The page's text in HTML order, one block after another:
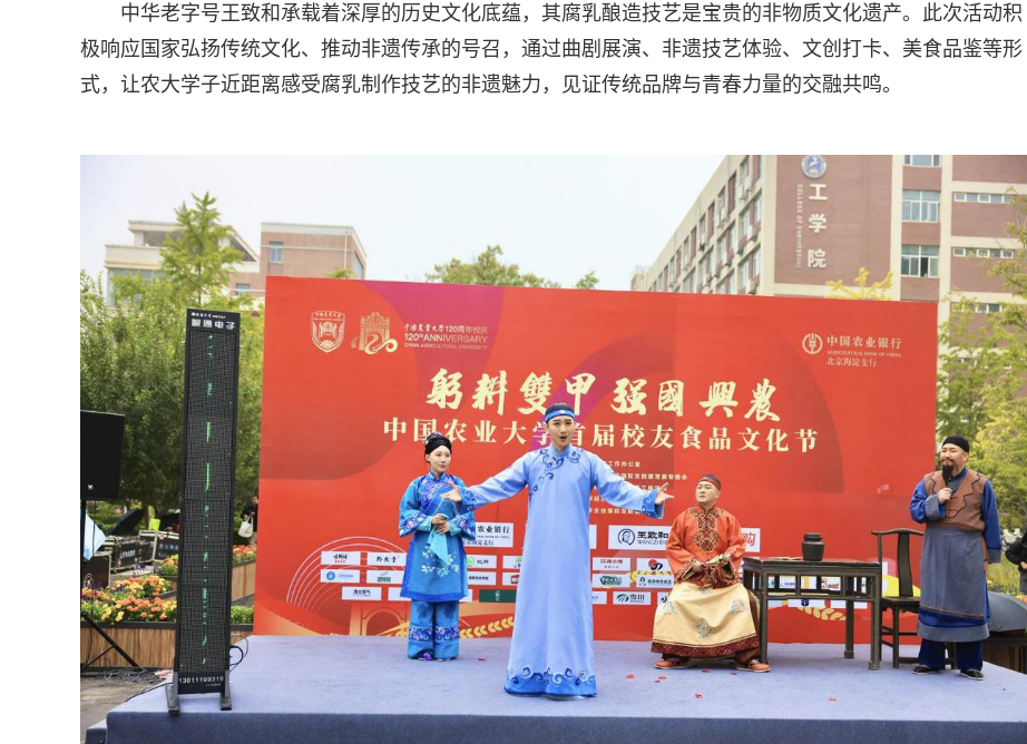
中华老字号王致和承载着深厚的历史文化底蕴，其腐乳酿造技艺是宝贵的非物质文化遗产。此次活动积
极响应国家弘扬传统文化、推动非遗传承的号召，通过曲剧展演、非遗技艺体验、文创打卡、美食品鉴等形
式，让农大学子近距离感受腐乳制作技艺的非遗魅力，见证传统品牌与青春力量的交融共鸣。